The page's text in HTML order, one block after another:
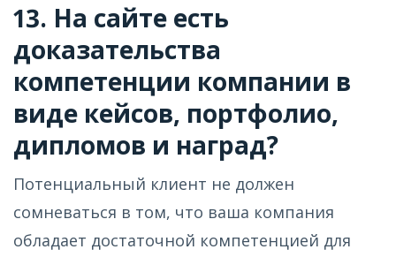
13. На сайте есть
доказательства
компетенции компании в
виде кейсов, портфолио,
дипломов и наград?
Потенциальный клиент не должен
сомневаться в том, что ваша компания
обладает достаточной компетенцией для